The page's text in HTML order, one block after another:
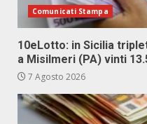
Comunicati Stampa
10eLotto: in Sicilia
a Misilmeri (PA) vinti
7 Agosto 2026